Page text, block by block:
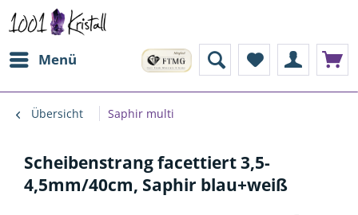
Menü
Übersicht Saphir multi
Scheibenstrang facettiert 3,5-
4,5mm/40cm, Saphir blau+weiß